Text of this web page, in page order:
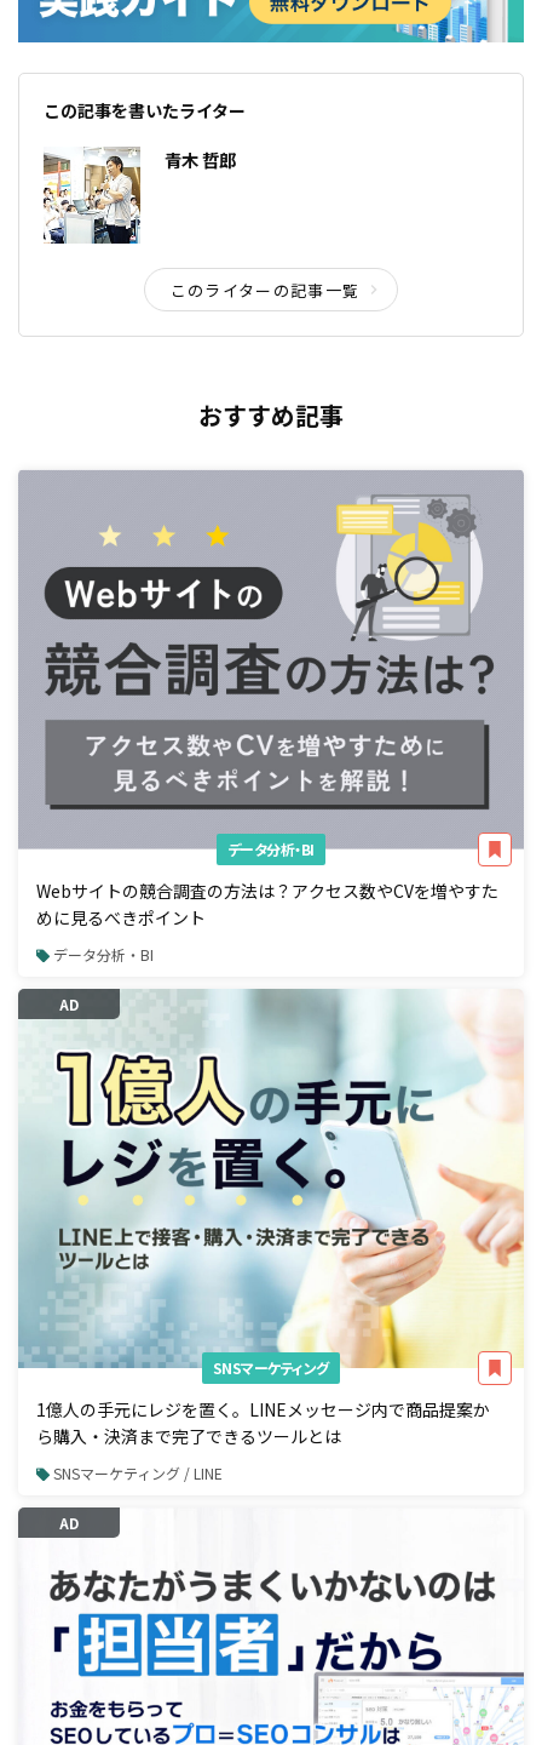
この記事を書いたライター
青木 哲郎
このライターの記事一覧
おすすめ記事
データ分析・BI
Webサイトの競合調査の方法は？アクセス数やCVを増やすた
めに見るべきポイント
データ分析・BI
AD
SNSマーケティング
1億人の手元にレジを置く。LINEメッセージ内で商品提案か
ら購入・決済まで完了できるツールとは
SNSマーケティング / LINE
AD